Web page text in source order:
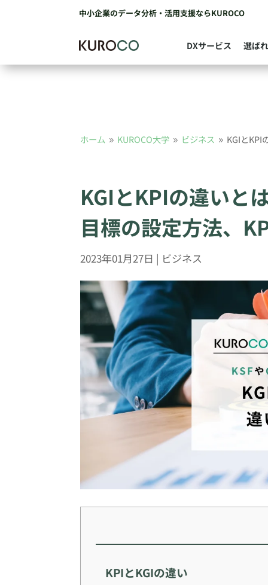
中小企業のデータ分析・活用支援ならKUROCO
DXサービス 選ば
ホーム 9 KUROCO大学 9 ビジネス 9 KGIとKPI
KGIとKPIの違いと
目標の設定方法、
2023年01月27日 | ビジネス
KPIとKGIの違い